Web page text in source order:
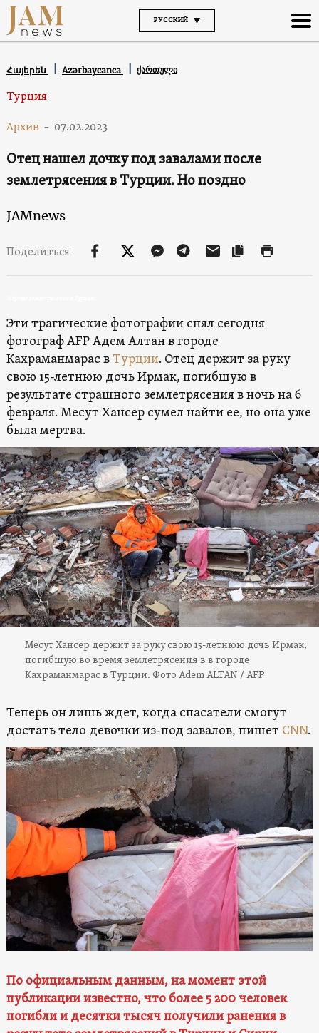
РУССКИЙ
Հայերեն Azərbaycanca ქართული
Турция
Архив - 07.02.2023
Отец нашел дочку под завалами после
землетрясения в Турции. Но поздно
JAMnews
Поделиться
Эти трагические фотографии снял сегодня
фотограф AFP Адем Алтан в городе
Кахраманмарас вТурции. Отец держит за руку
свою 15-летнюю дочь Ирмак, погибшую в
результате страшного землетрясения в ночь на 6
февраля. Месут Хансер сумел найти ее, но она уже
была мертва.
Месут Хансер держит за руку свою 15-летнюю дочь Ирмак,
погибшую во время землетрясения в в городе
Кахраманмарас в Турции. Фото Adem ALTAN / AFP
Теперь он лишь ждет, когда спасатели смогут
достать тело девочки из-под завалов, пишет CNN.
По официальным данным, на момент этой
публикации известно, что более 5 200 человек
погибли и десятки тысяч получили ранения в